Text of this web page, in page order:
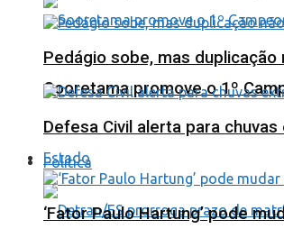
Sooretama promove o 1º
Estado
Pedágio sobe, mas duplicação
Defesa Civil alerta para
Política
‘Fator Paulo Hartung’ pode